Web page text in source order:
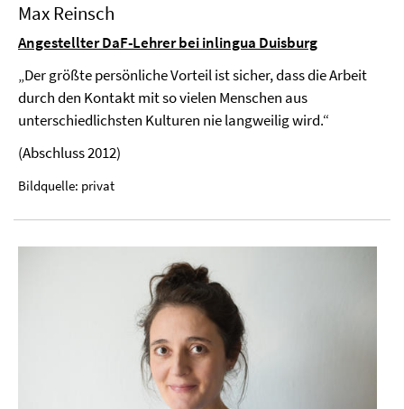
Max Reinsch
Angestellter DaF-Lehrer bei inlingua Duisburg
„Der größte persönliche Vorteil ist sicher, dass die Arbeit
durch den Kontakt mit so vielen Menschen aus
unterschiedlichsten Kulturen nie langweilig wird.“
(Abschluss 2012)
Bildquelle: privat